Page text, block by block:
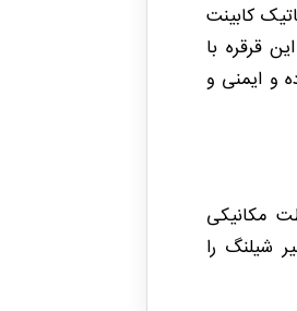
کابینت
قرقره با
و ایمنی و
مکانیکی
شیلنگ را